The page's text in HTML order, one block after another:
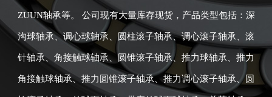
ZUUN轴承等。 公司现有大量库存现货，产品类型包括：深
沟球轴承、调心球轴承、圆柱滚子轴承、调心滚子轴承、滚
针轴承、角接触球轴承、圆锥滚子轴承、推力球轴承、推力
角接触球轴承、推力圆锥滚子轴承、推力调心滚子轴承、圆